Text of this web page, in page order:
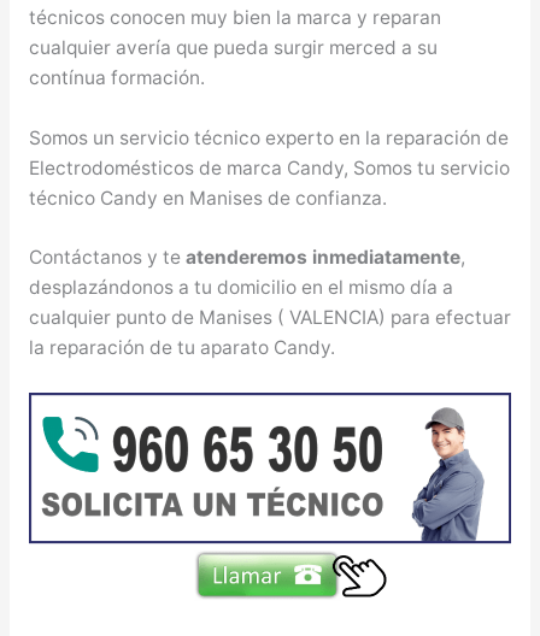
técnicos conocen muy bien la marca y reparan
cualquier avería que pueda surgir merced a su
contínua formación.
Somos un servicio técnico experto en la reparación de
Electrodomésticos de marca Candy, Somos tu servicio
técnico Candy en Manises de confianza.
Contáctanos y te atenderemos inmediatamente,
desplazándonos a tu domicilio en el mismo día a
cualquier punto de Manises ( VALENCIA) para efectuar
la reparación de tu aparato Candy.